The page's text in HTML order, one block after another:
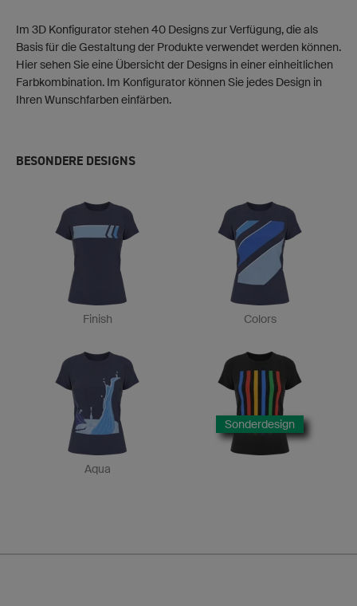
Im 3D Konfigurator stehen 40 Designs zur Verfügung, die als
Basis für die Gestaltung der Produkte verwendet werden können.
Hier sehen Sie eine Übersicht der Designs in einer einheitlichen
Farbkombination. Im Konfigurator können Sie jedes Design in
Ihren Wunschfarben einfärben.
BESONDERE DESIGNS
Finish Colors
Aqua
Sonderdesign